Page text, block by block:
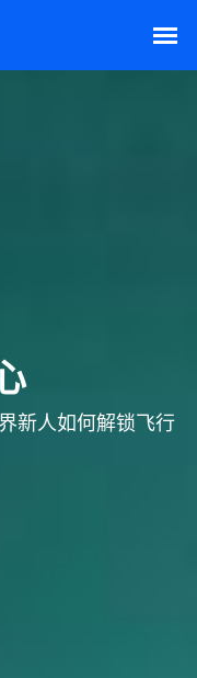
新人如何解锁飞行